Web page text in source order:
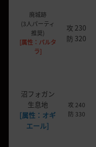
廃城跡
(3人パーティ
推奨)
[属性：バルタ
ラ]
攻 230
防 320
沼フォガン
生息地
[属性：オギ
エール]
攻 240
防 330